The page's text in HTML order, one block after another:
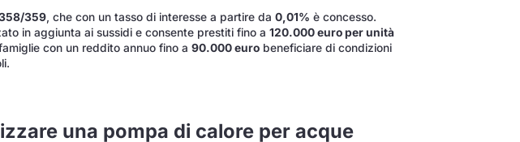
359, che con un tasso di interesse a partire da 0,01% è concesso.
in aggiunta ai sussidi e consente prestiti fino a 120.000 euro per unità
con un reddito annuo fino a 90.000 eurobeneficiare di condizioni
una pompa di calore per acque